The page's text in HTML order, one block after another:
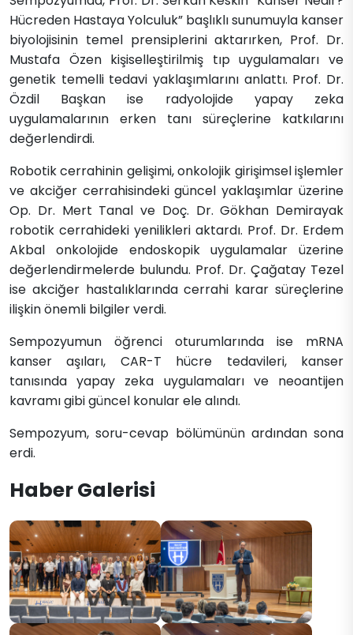
Hücreden Hastaya Yolculuk” başlıklı sunumuyla kanser
biyolojisinin temel prensiplerini aktarırken, Prof. Dr.
Mustafa Özen kişiselleştirilmiş tıp uygulamaları ve
genetik temelli tedavi yaklaşımlarını anlattı. Prof. Dr.
Özdil Başkan ise radyolojide yapay zeka
uygulamalarının erken tanı süreçlerine katkılarını
değerlendirdi.
Robotik cerrahinin gelişimi, onkolojik girişimsel işlemler
ve akciğer cerrahisindeki güncel yaklaşımlar üzerine
Op. Dr. Mert Tanal ve Doç. Dr. Gökhan Demirayak
robotik cerrahideki yenilikleri aktardı. Prof. Dr. Erdem
Akbal onkolojide endoskopik uygulamalar üzerine
değerlendirmelerde bulundu. Prof. Dr. Çağatay Tezel
ise akciğer hastalıklarında cerrahi karar süreçlerine
ilişkin önemli bilgiler verdi.
Sempozyumun öğrenci oturumlarında ise mRNA
kanser aşıları, CAR-T hücre tedavileri, kanser
tanısında yapay zeka uygulamaları ve neoantijen
kavramı gibi güncel konular ele alındı.
Sempozyum, soru-cevap bölümünün ardından sona
erdi.
Haber Galerisi